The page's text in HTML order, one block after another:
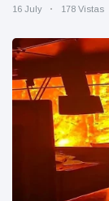
16 July 178 Vistas